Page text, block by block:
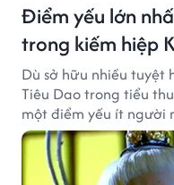
Điểm yếu lớn
trong kiếm hiệp
Dù sở hữu nhiều tuyệt
Tiêu Dao trong tiểu
một điểm yếu ít người